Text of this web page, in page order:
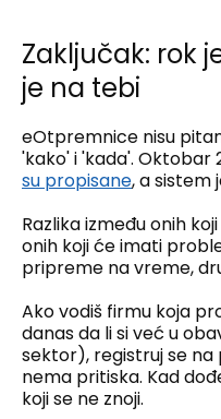
Zaključak: rok
je na tebi
eOtpremnice nisu
'kako' i 'kada'. Oktobar
su propisane, a sistem
Razlika između onih
onih koji će imati
pripreme na vreme,
Ako vodiš firmu koja
danas da li si već u
sektor), registruj se
nema pritiska. Kad
koji se ne znoji.